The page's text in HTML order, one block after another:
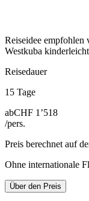
Reiseidee empfohlen
Westkuba
Reisedauer
15 Tage
abCHF 1’518
/pers.
Preis berechnet auf
Ohne internationale
Über den Preis